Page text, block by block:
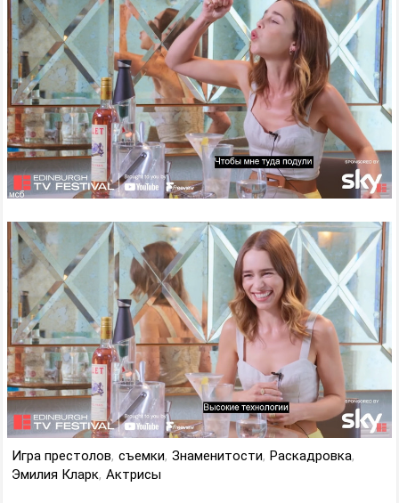
Игра престолов, съемки, Знаменитости, Раскадровка,
Эмилия Кларк, Актрисы